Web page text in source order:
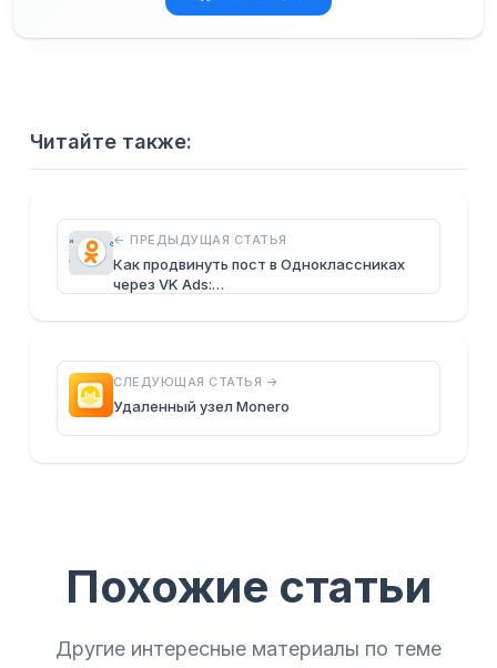
Читайте также:
← ПРЕДЫДУЩАЯ СТАТЬЯ
Как продвинуть пост в Одноклассниках
через VK Ads:…
СЛЕДУЮЩАЯ СТАТЬЯ →
Удаленный узел Monero
Похожие статьи
Другие интересные материалы по теме